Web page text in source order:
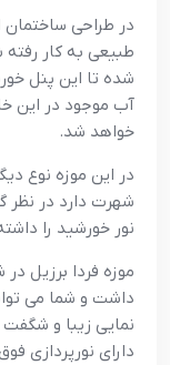
در طراحی ساختمان
طبیعی به کار
شده تا این پنل
آب موجود در این
خواهد شد.
در این موزه نوع
شهرت دارد در نظر
نور خورشید را
موزه فردا برزیل
داشت و شما می
نمایی زیبا و
دارای نورپردازی